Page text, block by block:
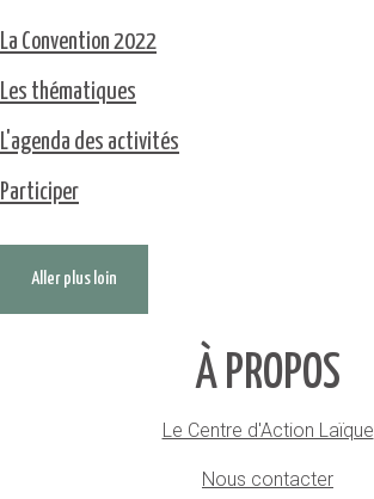
La Convention 2022
Les thématiques
L'agenda des activités
Participer
Aller plus loin
À PROPOS
Le Centre d'Action Laïque
Nous contacter